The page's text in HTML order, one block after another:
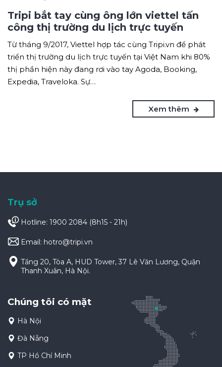
Tripi bắt tay cùng ông lớn viettel tấn
công thị trường du lịch trực tuyến
Từ tháng 9/2017, Viettel hợp tác cùng Tripi.vn để phát
triển thị trường du lịch trực tuyến tại Việt Nam khi 80%
thị phần hiện này đang rơi vào tay Agoda, Booking,
Expedia, Traveloka. Sự…
Xem thêm
Trụ sở
Hotline: 1900 2084 (8h15 - 21h)
Email: hotro@tripi.vn
Tầng 20, Tòa A, HUD Tower, 37 Lê Văn Lương, Quận
Thanh Xuân, Hà Nội.
Chúng tôi có mặt
Hà Nội
Đà Nẵng
TP Hồ Chí Minh